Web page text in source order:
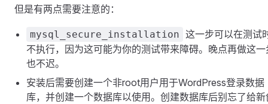
但是有两点需要注意的：
mysql_secure_installation 这一步可以在测试
不执行，因为这可能为你的测试带来障碍。晚点再做这一
也不迟。
安装后需要创建一个非root用户用于WordPress登录数据
库，并创建一个数据库以使用。创建数据库后别忘了给新